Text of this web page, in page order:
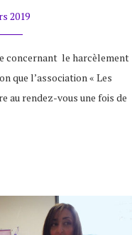
2019
concernant le harcèlement
que l’association « Les
au rendez-vous une fois de